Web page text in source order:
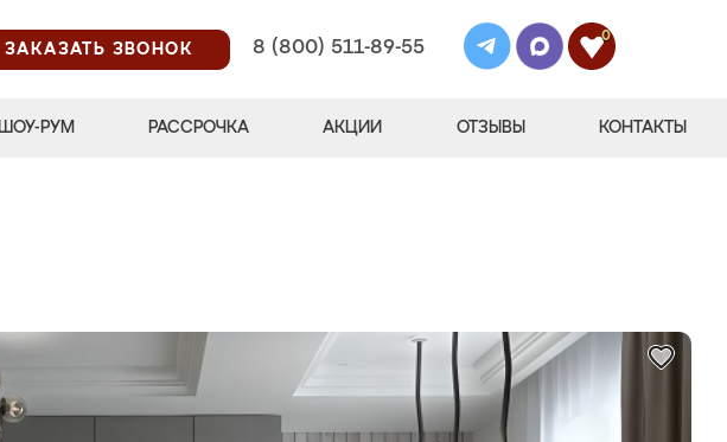
ЗАКАЗАТЬ ЗВОНОК
8 (800) 511-89-55
0
ШОУ-РУМ РАССРОЧКА АКЦИИ ОТЗЫВЫ КОНТАКТЫ